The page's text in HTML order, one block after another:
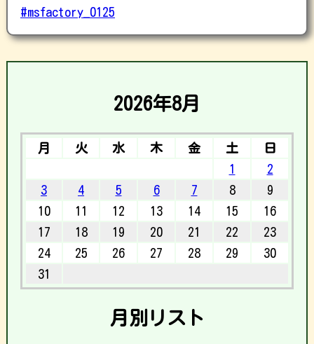
#msfactory_0125
2026年8月
月 火 水 木 金 土
日
1
2
3
4 5 6 7 8
9
10
11 12 13 14 15
16
17
18 19 20 21 22
23
24
25 26 27 28 29
30
31
月別リスト